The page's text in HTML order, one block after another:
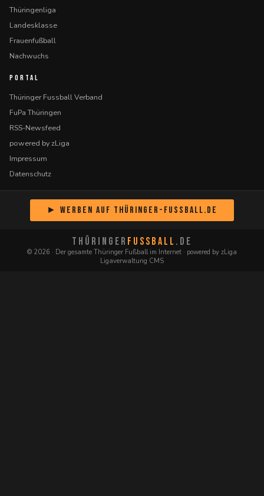
Thüringenliga
Landesklasse
Frauenfußball
Nachwuchs
PORTAL
Thüringer Fussball Verband
FuPa Thüringen
RSS-Newsfeed
powered by zLiga
Impressum
Datenschutz
► Werben auf Thüringer-Fussball.de
THÜRINGER FUSSBALL .DE
© 2026 · Der gesamte Thüringer Fußball im Internet · powered by zLiga
Ligaverwaltung CMS